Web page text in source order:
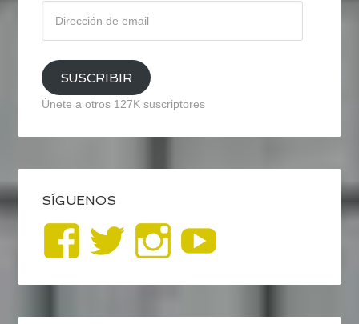
email
SUSCRIBIR
Únete a otros 127K suscriptores
SÍGUENOS
Ver
perfil
Ver
perfil
Ver
perfil